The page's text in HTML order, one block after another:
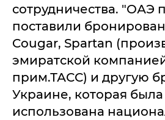
сотрудничества. "ОАЭ
поставили
Cougar, Spartan
эмиратской
прим.ТАСС) и другую
Украине, которая
использована